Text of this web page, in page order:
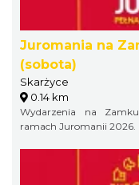
Juromania na
(sobota)
Skarżyce
0.14 km
Wydarzenia na
ramach Juromanii 2026.